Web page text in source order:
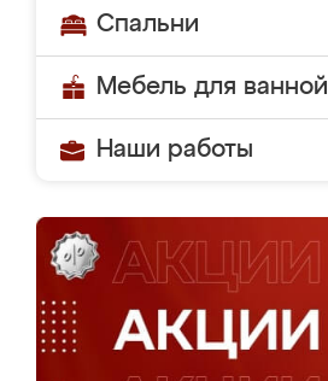
Спальни
Мебель для ванной
Наши работы